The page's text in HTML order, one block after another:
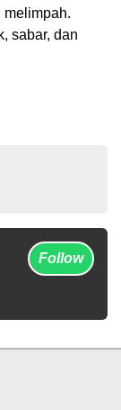
melimpah.
sabar, dan
Follow